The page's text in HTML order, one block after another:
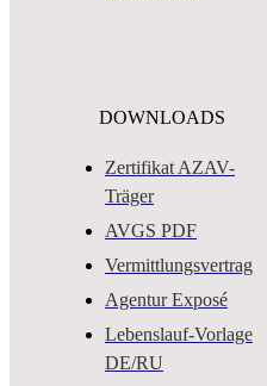
DOWNLOADS
Zertifikat AZAV-
Träger
AVGS PDF
Vermittlungsvertrag
Agentur Exposé
Lebenslauf-Vorlage
DE/RU